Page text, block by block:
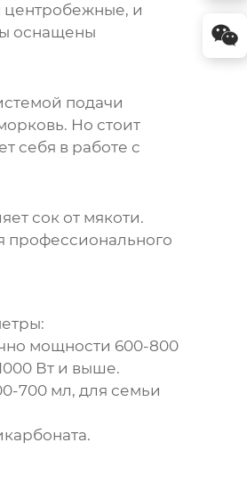
центробежные, и
оснащены
подачи
Но стоит
себя в работе с
сок от мякоти.
профессионального
мощности 600-800
Вт и выше.
700 мл, для семьи